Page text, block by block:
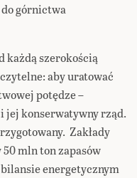
górnictwa
każdą szerokością
aby uratować
potędze –
jej konserwatywny rząd.
Zakłady
mln ton zapasów
energetycznym